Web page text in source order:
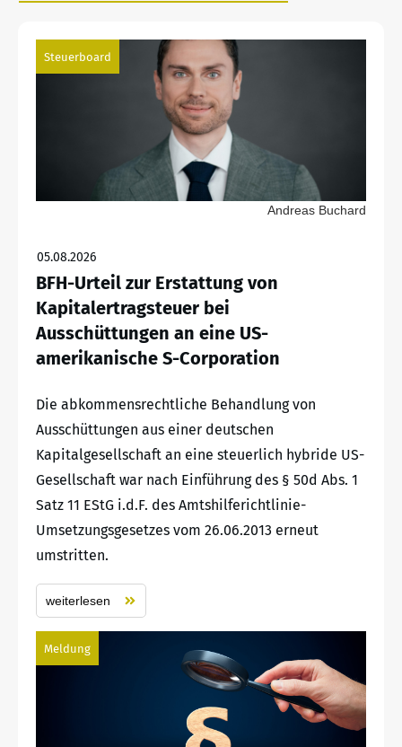
Steuerboard
Andreas Buchard
05.08.2026
BFH-Urteil zur Erstattung von
Kapitalertragsteuer bei
Ausschüttungen an eine US-
amerikanische S-Corporation
Die abkommensrechtliche Behandlung von
Ausschüttungen aus einer deutschen
Kapitalgesellschaft an eine steuerlich hybride US-
Gesellschaft war nach Einführung des § 50d Abs. 1
Satz 11 EStG i.d.F. des Amtshilferichtlinie-
Umsetzungsgesetzes vom 26.06.2013 erneut
umstritten.
weiterlesen
Meldung